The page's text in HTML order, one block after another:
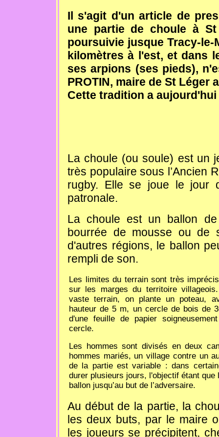
Il s'agit d'un article de
une partie de choule à
poursuivie jusque Tracy-
kilomètres à l'est, et dans
ses arpions (ses pieds),
PROTIN, maire de St Léger
Cette tradition a
La choule (ou soule) est un
très populaire sous l’Ancien
rugby. Elle se joue le jour
patronale.
La choule est un ballon
bourrée de mousse ou de
d'autres régions, le ballon
rempli de son.
Les limites du terrain sont très
sur les marges du territoire
vaste terrain, on plante un poteau,
hauteur de 5 m, un cercle de bois de
d'une feuille de papier
cercle.
Les hommes sont divisés en deux
hommes mariés, un village contre un
de la partie est variable : dans
durer plusieurs jours, l'objectif étant que
ballon jusqu’au but de l’adversaire.
Au début de la partie, la
les deux buts, par le maire
les joueurs se précipitent,